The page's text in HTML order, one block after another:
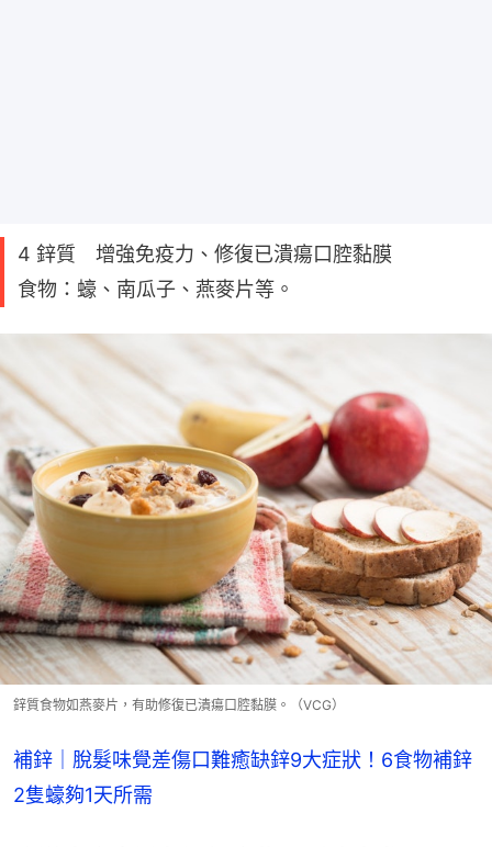
4 鋅質 增強免疫力、修復已潰瘍口腔黏膜
食物：蠔、南瓜子、燕麥片等。
鋅質食物如燕麥片，有助修復已潰瘍口腔黏膜。（VCG）
補鋅｜脫髮味覺差傷口難癒缺鋅9大症狀！6食物補鋅
2隻蠔夠1天所需